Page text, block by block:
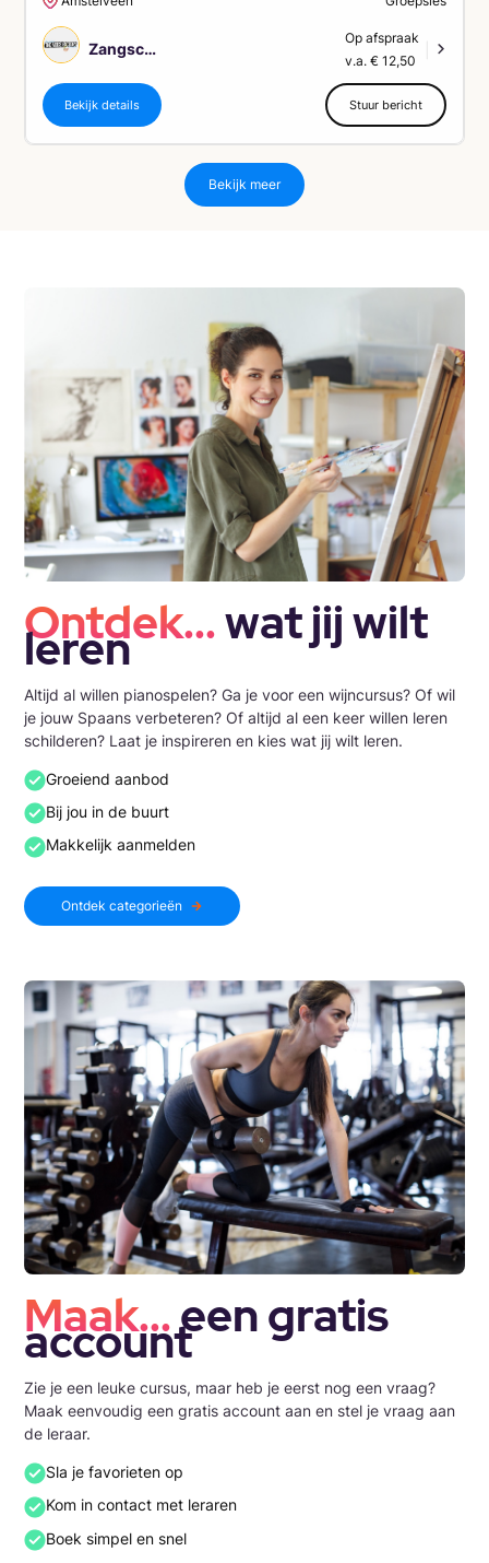
Zangschool The Voice Factory
Op afspraak
v.a. € 12,50
Bekijk details Stuur bericht
Bekijk meer
Ontdek...wat jij wilt
leren
Altijd al willen pianospelen? Ga je voor een wijncursus? Of wil
je jouw Spaans verbeteren? Of altijd al een keer willen leren
schilderen? Laat je inspireren en kies wat jij wilt leren.
Groeiend aanbod
Bij jou in de buurt
Makkelijk aanmelden
Ontdek categorieën
Maak...een gratis
account
Zie je een leuke cursus, maar heb je eerst nog een vraag?
Maak eenvoudig een gratis account aan en stel je vraag aan
de leraar.
Sla je favorieten op
Kom in contact met leraren
Boek simpel en snel